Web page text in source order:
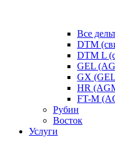
Все
DTM
DTM L
GEL
GX
HR
FT-M
Рубин
Восток
Услуги